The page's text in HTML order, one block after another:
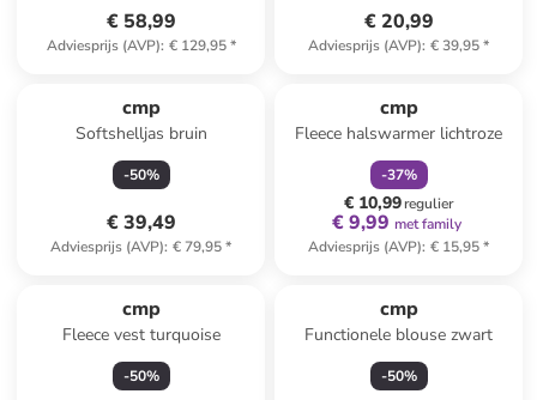
€ 58,99
Adviesprijs (AVP): € 129,95*
€ 20,99
Adviesprijs (AVP): € 39,95*
cmp
Softshelljas bruin
-50%
€ 39,49
Adviesprijs (AVP): € 79,95*
cmp
Fleece halswarmer lichtroze
-37%
€ 10,99regulier
€ 9,99 met family
Adviesprijs (AVP): € 15,95*
cmp
Fleece vest turquoise
-50%
cmp
Functionele blouse zwart
-50%